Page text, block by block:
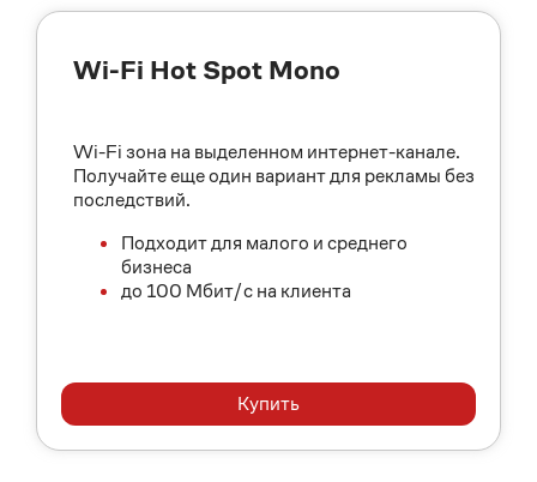
Wi-Fi Hot Spot Mono
Wi-Fi зона на выделенном интернет-канале.
Получайте еще один вариант для рекламы без
последствий.
Подходит для малого и среднего
бизнеса
до 100 Мбит/с на клиента
Купить